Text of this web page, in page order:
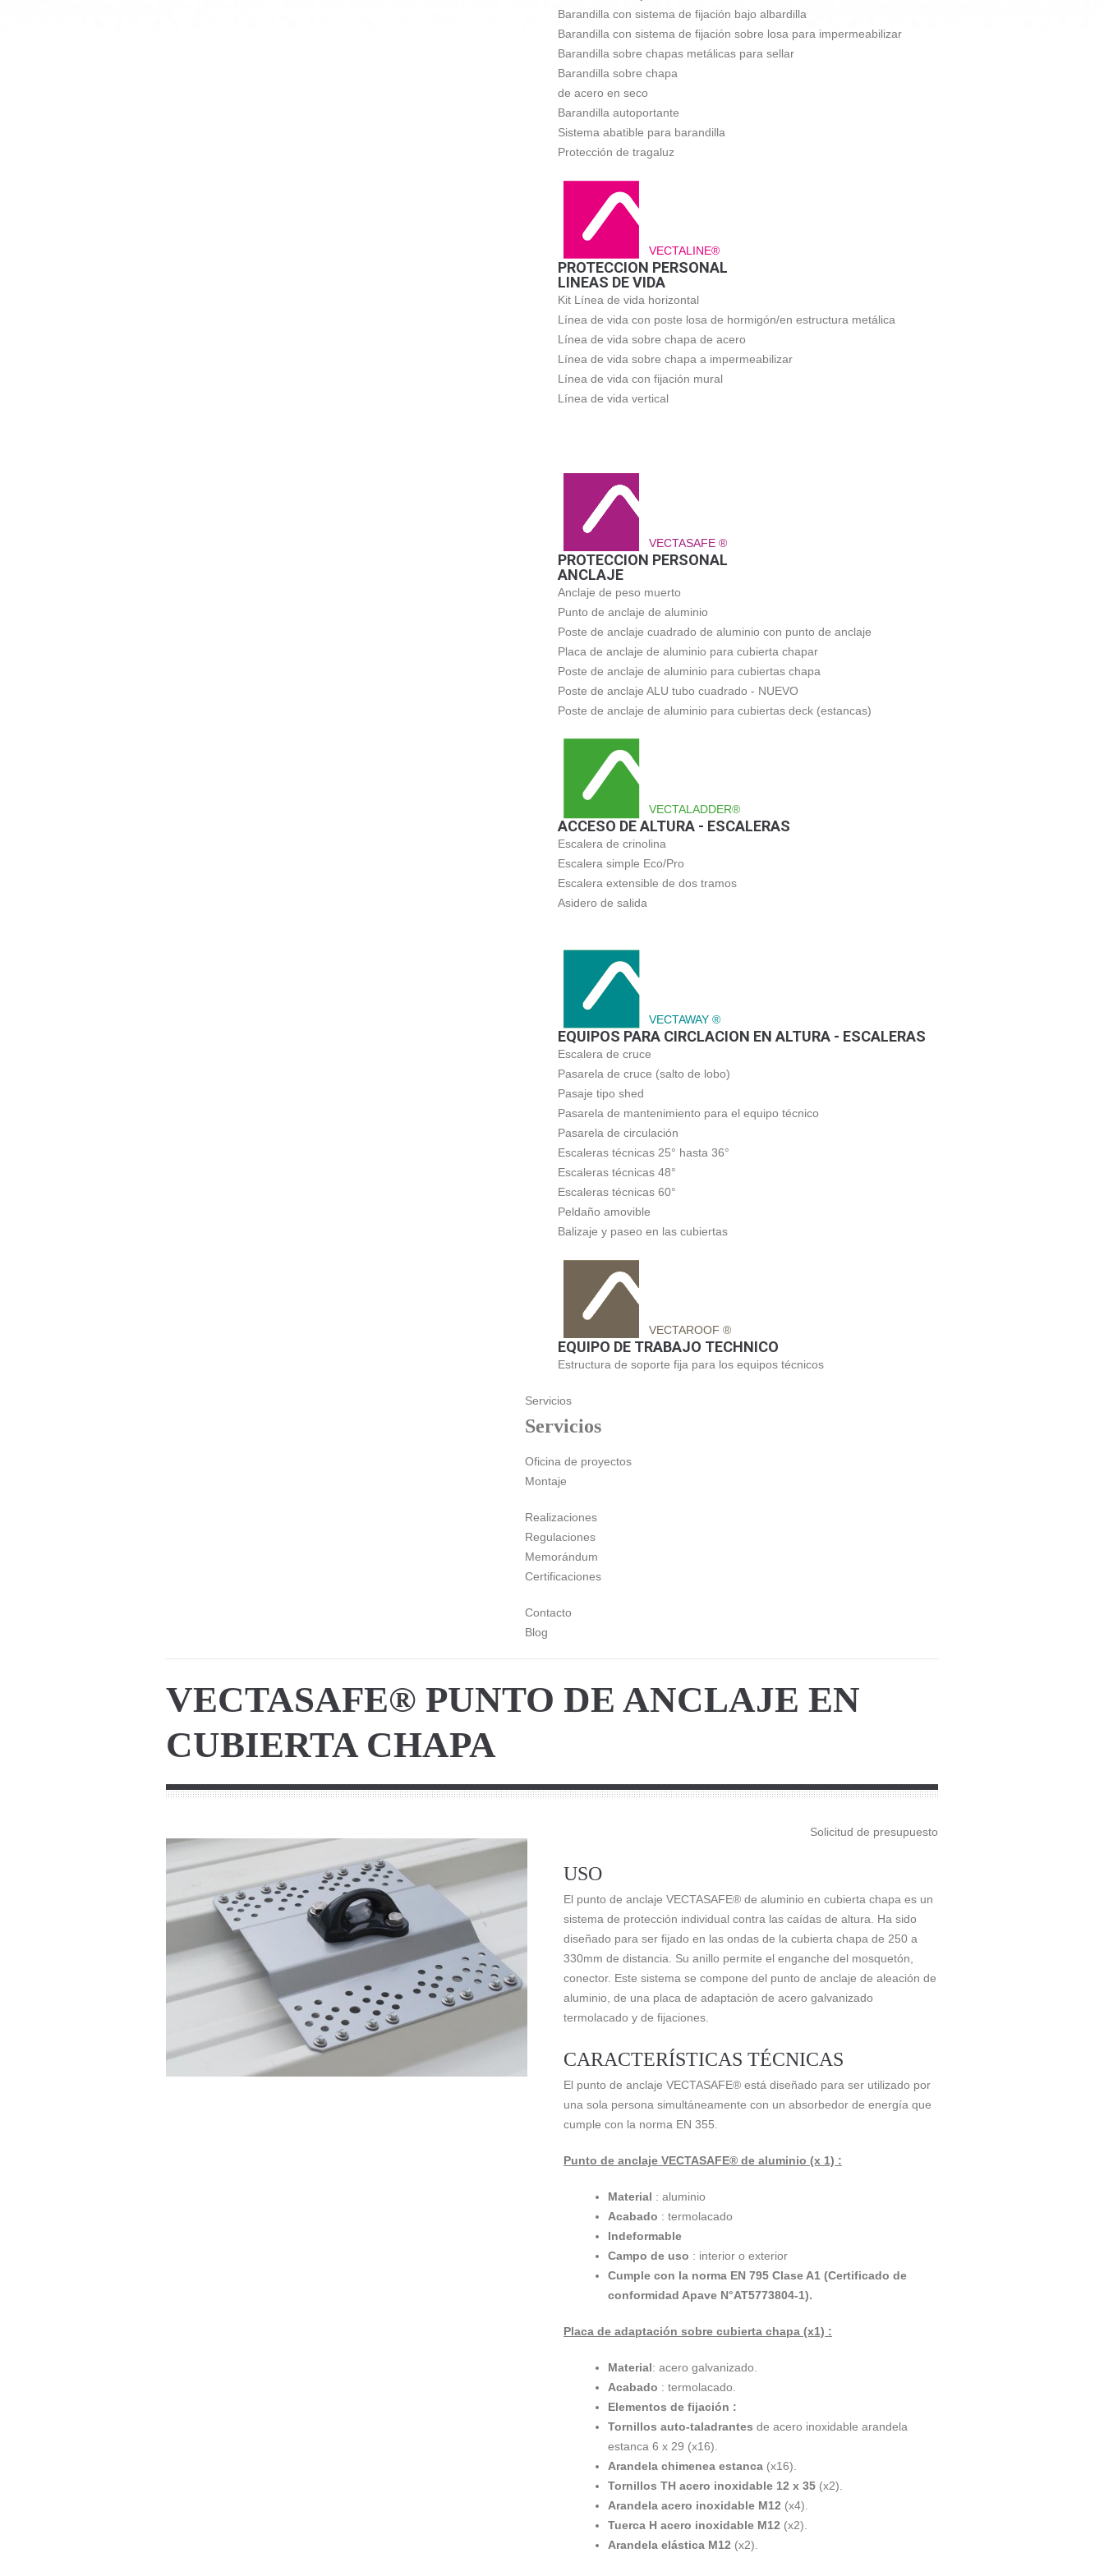
Barandilla con sistema de fijación bajo albardilla
Barandilla con sistema de fijación sobre losa para impermeabilizar
Barandilla sobre chapas metálicas para sellar
Barandilla sobre chapa
de acero en seco
Barandilla autoportante
Sistema abatible para barandilla
Protección de tragaluz
VECTALINE®
PROTECCION PERSONAL
LINEAS DE VIDA
Kit Línea de vida horizontal
Línea de vida con poste losa de hormigón/en estructura metálica
Línea de vida sobre chapa de acero
Línea de vida sobre chapa a impermeabilizar
Línea de vida con fijación mural
Línea de vida vertical
VECTASAFE ®
PROTECCION PERSONAL
ANCLAJE
Anclaje de peso muerto
Punto de anclaje de aluminio
Poste de anclaje cuadrado de aluminio con punto de anclaje
Placa de anclaje de aluminio para cubierta chapar
Poste de anclaje de aluminio para cubiertas chapa
Poste de anclaje ALU tubo cuadrado - NUEVO
Poste de anclaje de aluminio para cubiertas deck (estancas)
VECTALADDER®
ACCESO DE ALTURA - ESCALERAS
Escalera de crinolina
Escalera simple Eco/Pro
Escalera extensible de dos tramos
Asidero de salida
VECTAWAY ®
EQUIPOS PARA CIRCLACION EN ALTURA - ESCALERAS
Escalera de cruce
Pasarela de cruce (salto de lobo)
Pasaje tipo shed
Pasarela de mantenimiento para el equipo técnico
Pasarela de circulación
Escaleras técnicas 25° hasta 36°
Escaleras técnicas 48°
Escaleras técnicas 60°
Peldaño amovible
Balizaje y paseo en las cubiertas
VECTAROOF ®
EQUIPO DE TRABAJO TECHNICO
Estructura de soporte fija para los equipos técnicos
Servicios
Servicios
Oficina de proyectos
Montaje
Realizaciones
Regulaciones
Memorándum
Certificaciones
Contacto
Blog
VECTASAFE® PUNTO DE ANCLAJE EN
CUBIERTA CHAPA
Solicitud de presupuesto
USO
El punto de anclaje VECTASAFE® de aluminio en cubierta chapa es un
sistema de protección individual contra las caídas de altura. Ha sido
diseñado para ser fijado en las ondas de la cubierta chapa de 250 a
330mm de distancia. Su anillo permite el enganche del mosquetón,
conector. Este sistema se compone del punto de anclaje de aleación de
aluminio, de una placa de adaptación de acero galvanizado
termolacado y de fijaciones.
CARACTERÍSTICAS TÉCNICAS
El punto de anclaje VECTASAFE® está diseñado para ser utilizado por
una sola persona simultáneamente con un absorbedor de energía que
cumple con la norma EN 355.
Punto de anclaje VECTASAFE® de aluminio (x 1) :
Material : aluminio
Acabado : termolacado
Indeformable
Campo de uso : interior o exterior
Cumple con la norma EN 795 Clase A1 (Certificado de
conformidad Apave N°AT5773804-1).
Placa de adaptación sobre cubierta chapa (x1) :
Material: acero galvanizado.
Acabado : termolacado.
Elementos de fijación :
Tornillos auto-taladrantes de acero inoxidable arandela
estanca 6 x 29 (x16).
Arandela chimenea estanca (x16).
Tornillos TH acero inoxidable 12 x 35 (x2).
Arandela acero inoxidable M12 (x4).
Tuerca H acero inoxidable M12 (x2).
Arandela elástica M12 (x2).